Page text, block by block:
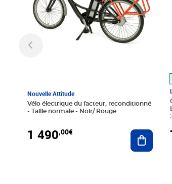
Nouvelle Attitude
Vélo électrique du facteur, reconditionné
- Taille normale - Noir/ Rouge
1 490,00€ Ajouter